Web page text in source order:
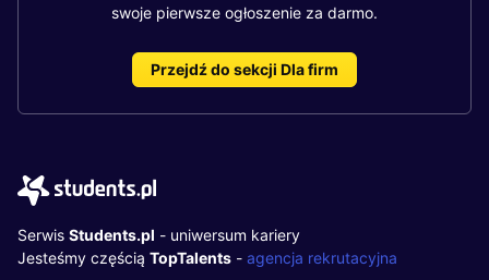
swoje pierwsze ogłoszenie za darmo.
Przejdź do sekcji Dla firm
Serwis Students.pl - uniwersum kariery
Jesteśmy częścią TopTalents - agencja rekrutacyjna